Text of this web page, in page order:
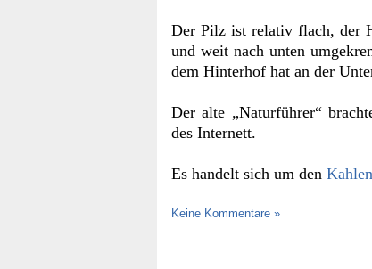
Der Pilz ist relativ flach, der
und weit nach unten
dem Hinterhof hat an der
Der alte „Naturführer“
des Internett.
Es handelt sich um den
Keine Kommentare »